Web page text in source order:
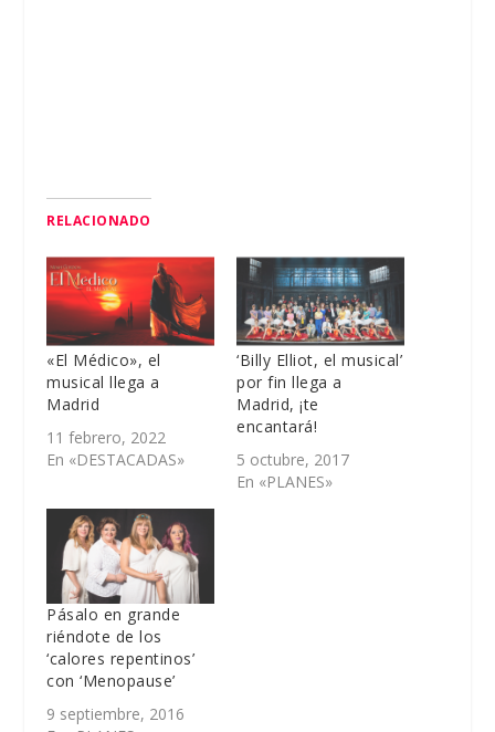
RELACIONADO
«El Médico», el
musical llega a
Madrid
11 febrero, 2022
En «DESTACADAS»
‘Billy Elliot, el musical’
por fin llega a
Madrid, ¡te
encantará!
5 octubre, 2017
En «PLANES»
Pásalo en grande
riéndote de los
‘calores repentinos’
con ‘Menopause’
9 septiembre, 2016